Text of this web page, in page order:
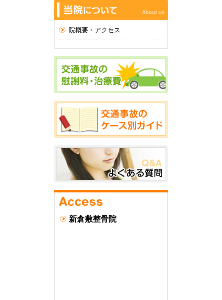
院概要・アクセス
新倉敷整骨院